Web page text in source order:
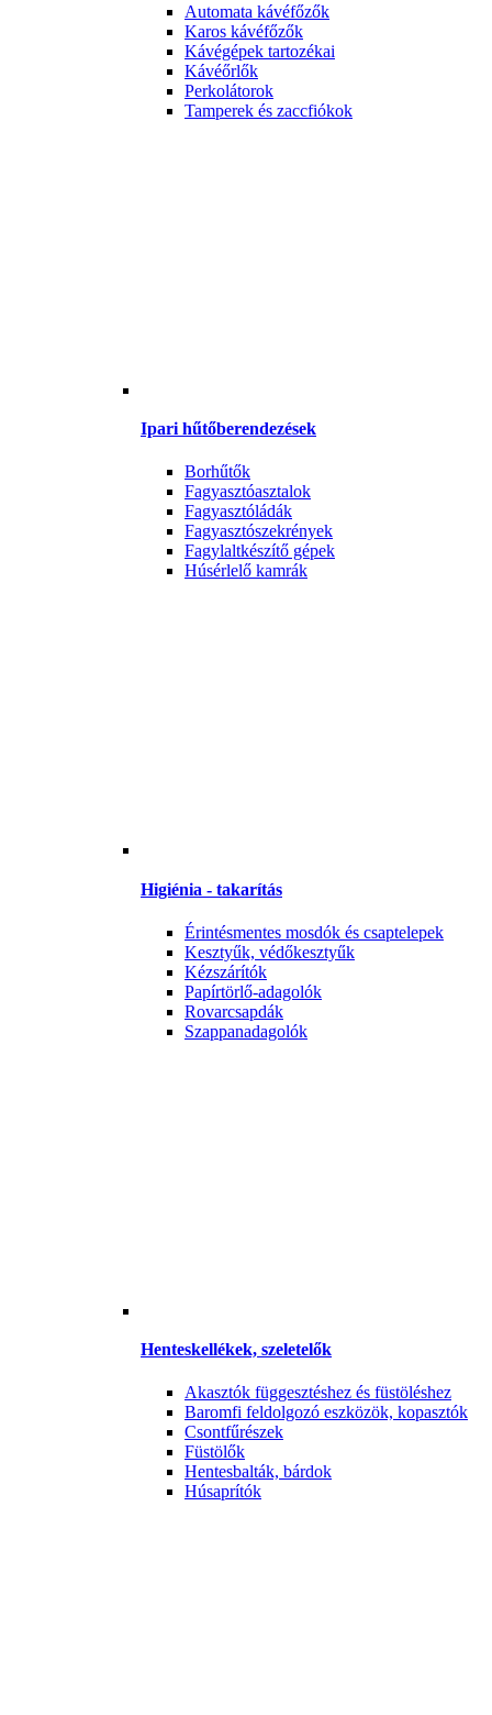
Automata kávéfőzők
Karos kávéfőzők
Kávégépek tartozékai
Kávéőrlők
Perkolátorok
Tamperek és zaccfiókok
Ipari hűtőberendezések
Borhűtők
Fagyasztóasztalok
Fagyasztóládák
Fagyasztószekrények
Fagylaltkészítő gépek
Húsérlelő kamrák
Higiénia - takarítás
Érintésmentes mosdók és csaptelepek
Kesztyűk, védőkesztyűk
Kézszárítók
Papírtörlő-adagolók
Rovarcsapdák
Szappanadagolók
Henteskellékek, szeletelők
Akasztók függesztéshez és füstöléshez
Baromfi feldolgozó eszközök, kopasztók
Csontfűrészek
Füstölők
Hentesbalták, bárdok
Húsaprítók